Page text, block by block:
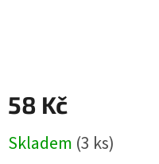
58 Kč
cena:
Skladem (3 ks)